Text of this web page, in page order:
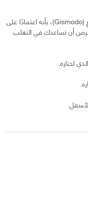
شرح جيمي كوندليف (Jamie Condliffe) لِموقع (Gismodo)، بأنه اعتمادًا على
أن تساعدك في التغلب
اختاره.